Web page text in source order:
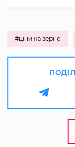
#ціни на зерно